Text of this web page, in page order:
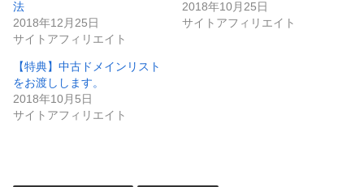
法
2018年12月25日
サイトアフィリエイト
2018年10月25日
サイトアフィリエイト
【特典】中古ドメインリスト
をお渡しします。
2018年10月5日
サイトアフィリエイト